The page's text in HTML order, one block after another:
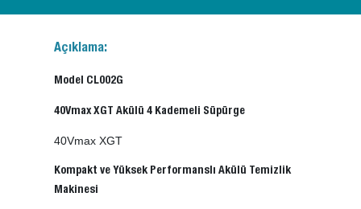
Açıklama:
Model CL002G
40Vmax XGT Akülü 4 Kademeli Süpürge
40Vmax XGT
Kompakt ve Yüksek Performanslı Akülü Temizlik
Makinesi